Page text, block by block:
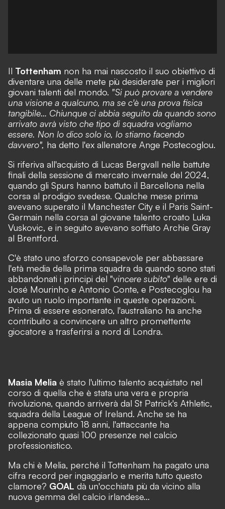
Il Tottenham non ha mai nascosto il suo obiettivo di
diventare una delle mete più desiderate per i migliori
giovani talenti del mondo. "Si può provare a vendere
una visione a qualcuno, ma se c'è una prova fisica
tangibile… Chiunque ci abbia seguito da quando sono
arrivato avrà visto che tipo di squadra vogliamo
essere. Non lo dico solo io, lo stiamo facendo
davvero", ha detto l'ex allenatore Ange Postecoglou.
Si riferiva all'acquisto di Lucas Bergvall nelle battute
finali della sessione di mercato invernale del 2024,
quando gli Spurs hanno battuto il Barcellona nella
corsa al prodigio svedese. Qualche mese prima
avevano superato il Manchester City e il Paris Saint-
Germain nella corsa al giovane talento croato Luka
Vuskovic, e in seguito avevano soffiato Archie Gray
al Brentford.
C'è stato uno sforzo consapevole per abbassare
l'età media della prima squadra da quando sono stati
abbandonati i principi del "vincere subito" delle ere di
José Mourinho e Antonio Conte, e Postecoglou ha
avuto un ruolo importante in queste operazioni.
Prima di essere esonerato, l'australiano ha anche
contribuito a convincere un altro promettente
giocatore a trasferirsi a nord di Londra.
Masia Melia è stato l'ultimo talento acquistato nel
corso di quella che è stata una vera e propria
rivoluzione, quando arriverà dal St Patrick's Athletic,
squadra della League of Ireland. Anche se ha
appena compiuto 18 anni, l'attaccante ha
collezionato quasi 100 presenze nel calcio
professionistico.
Ma chi è Melia, perché il Tottenham ha pagato una
cifra record per ingaggiarlo e merita tutto questo
clamore? GOAL dà un'occhiata più da vicino alla
nuova gemma del calcio irlandese...